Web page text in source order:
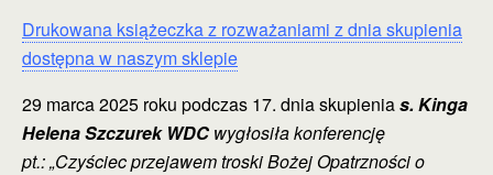
Drukowana książeczka z rozważaniami z dnia skupienia
dostępna w naszym sklepie
29 marca 2025 roku podczas 17. dnia skupienias. Kinga
Helena Szczurek WDC wygłosiła konferencję
pt.:„Czyściec przejawem troski Bożej Opatrznościo